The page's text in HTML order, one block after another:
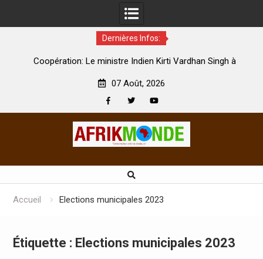
Dernières Infos:
Coopération: Le ministre Indien Kirti Vardhan Singh à
07 Août, 2026
Accueil Elections municipales 2023
Étiquette : Elections municipales 2023